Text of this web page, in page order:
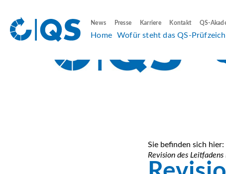
News Presse Karriere Kontakt QS-
Home Wofür steht das QS-
Sie befinden sich hier:
Revision des